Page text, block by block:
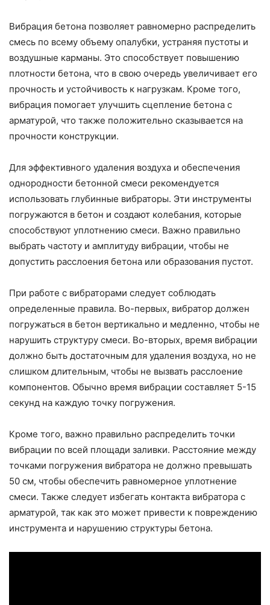
Вибрация бетона позволяет равномерно распределить
смесь по всему объему опалубки, устраняя пустоты и
воздушные карманы. Это способствует повышению
плотности бетона, что в свою очередь увеличивает его
прочность и устойчивость к нагрузкам. Кроме того,
вибрация помогает улучшить сцепление бетона с
арматурой, что также положительно сказывается на
прочности конструкции.
Для эффективного удаления воздуха и обеспечения
однородности бетонной смеси рекомендуется
использовать глубинные вибраторы. Эти инструменты
погружаются в бетон и создают колебания, которые
способствуют уплотнению смеси. Важно правильно
выбрать частоту и амплитуду вибрации, чтобы не
допустить расслоения бетона или образования пустот.
При работе с вибраторами следует соблюдать
определенные правила. Во-первых, вибратор должен
погружаться в бетон вертикально и медленно, чтобы не
нарушить структуру смеси. Во-вторых, время вибрации
должно быть достаточным для удаления воздуха, но не
слишком длительным, чтобы не вызвать расслоение
компонентов. Обычно время вибрации составляет 5-15
секунд на каждую точку погружения.
Кроме того, важно правильно распределить точки
вибрации по всей площади заливки. Расстояние между
точками погружения вибратора не должно превышать
50 см, чтобы обеспечить равномерное уплотнение
смеси. Также следует избегать контакта вибратора с
арматурой, так как это может привести к повреждению
инструмента и нарушению структуры бетона.